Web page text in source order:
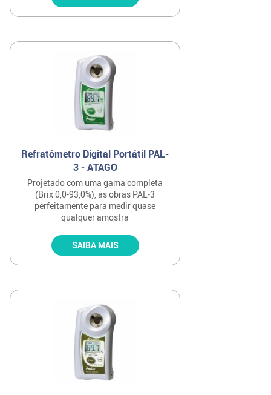
Refratômetro Digital Portátil PAL-
3 - ATAGO
Projetado com uma gama completa
(Brix 0,0-93,0%), as obras PAL-3
perfeitamente para medir quase
qualquer amostra
SAIBA MAIS